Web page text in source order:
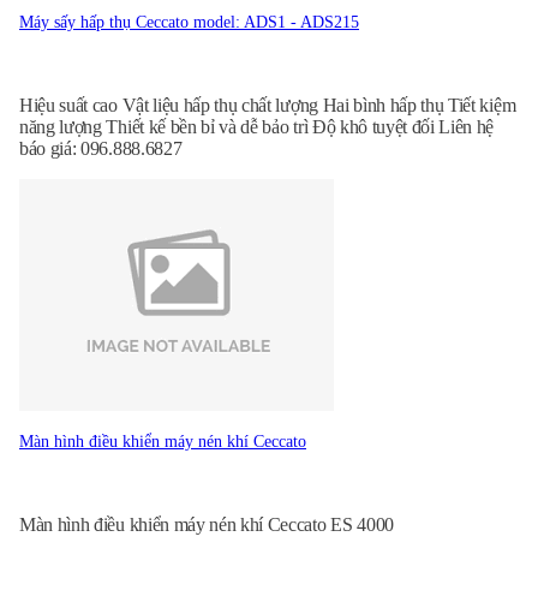
Máy sấy hấp thụ Ceccato model: ADS1 - ADS215
Hiệu suất cao Vật liệu hấp thụ chất lượng Hai bình hấp thụ Tiết kiệm
năng lượng Thiết kế bền bỉ và dễ bảo trì Độ khô tuyệt đối Liên hệ
báo giá: 096.888.6827
Màn hình điều khiển máy nén khí Ceccato
Màn hình điều khiển máy nén khí Ceccato ES 4000